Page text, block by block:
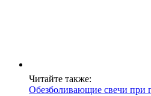
Читайте также:
Обезболивающие свечи при